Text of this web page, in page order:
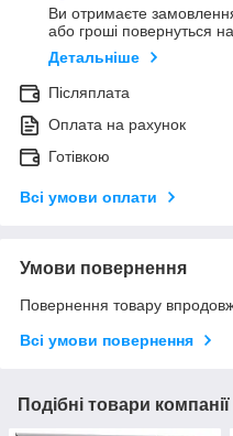
Ви отримаєте
або гроші повернуться
Детальніше
Післяплата
Оплата на рахунок
Готівкою
Всі умови оплати
Умови повернення
Повернення товару
Всі умови повернення
Подібні товари компанії